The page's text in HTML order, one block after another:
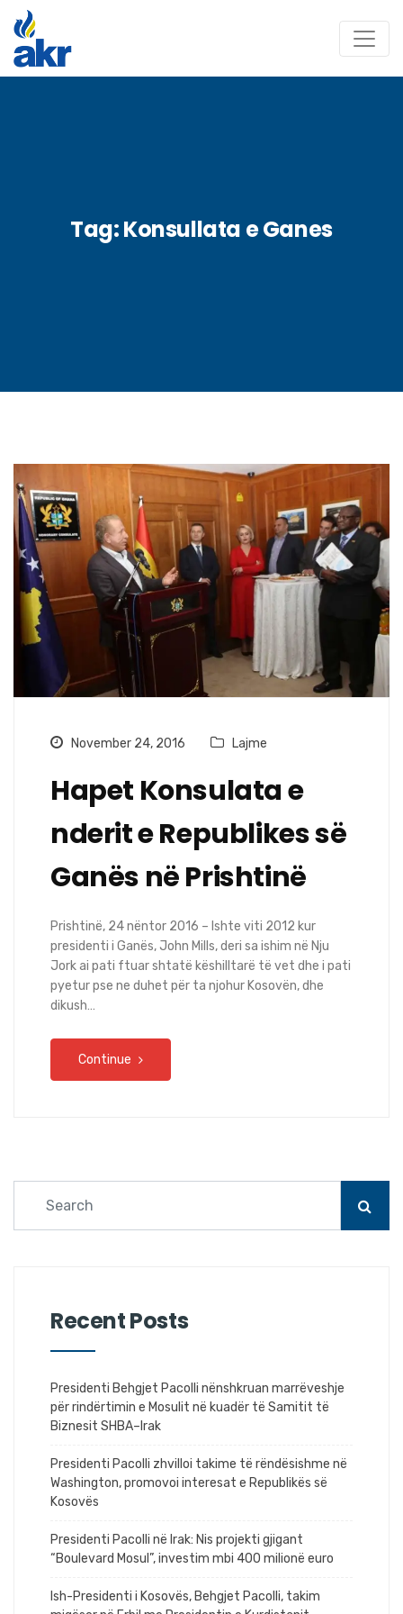
Tag:Konsullata e Ganes
November 24, 2016 Lajme
Hapet Konsulata e
nderit e Republikes së
Ganës në Prishtinë
Prishtinë, 24 nëntor 2016 – Ishte viti 2012 kur
presidenti i Ganës, John Mills, deri sa ishim në Nju
Jork ai pati ftuar shtatë këshilltarë të vet dhe i pati
pyetur pse ne duhet për ta njohur Kosovën, dhe
dikush…
Continue
Recent Posts
Presidenti Behgjet Pacolli nënshkruan marrëveshje
për rindërtimin e Mosulit në kuadër të Samitit të
Biznesit SHBA–Irak
Presidenti Pacolli zhvilloi takime të rëndësishme në
Washington, promovoi interesat e Republikës së
Kosovës
Presidenti Pacolli në Irak: Nis projekti gjigant
“Boulevard Mosul”, investim mbi 400 milionë euro
Ish-Presidenti i Kosovës, Behgjet Pacolli, takim